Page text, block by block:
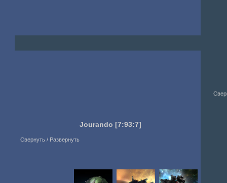
Jourando [7:93:7]
Свернуть / Развернуть